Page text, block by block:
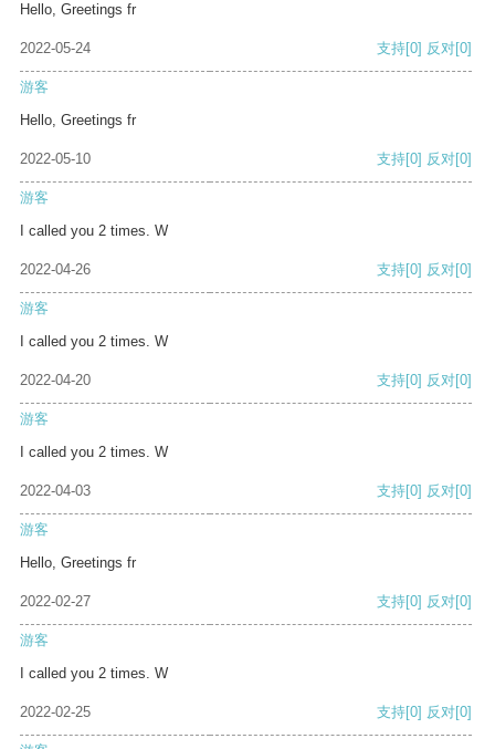
Hello, Greetings fr
2022-05-24 支持[0] 反对[0]
游客
Hello, Greetings fr
2022-05-10 支持[0] 反对[0]
游客
I called you 2 times. W
2022-04-26 支持[0] 反对[0]
游客
I called you 2 times. W
2022-04-20 支持[0] 反对[0]
游客
I called you 2 times. W
2022-04-03 支持[0] 反对[0]
游客
Hello, Greetings fr
2022-02-27 支持[0] 反对[0]
游客
I called you 2 times. W
2022-02-25 支持[0] 反对[0]